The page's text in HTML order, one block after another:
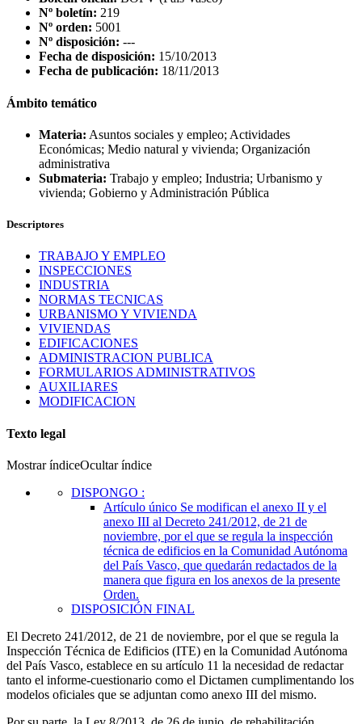
Nº boletín: 219
Nº orden: 5001
Nº disposición: ---
Fecha de disposición: 15/10/2013
Fecha de publicación: 18/11/2013
Ámbito temático
Materia: Asuntos sociales y empleo; Actividades
Económicas; Medio natural y vivienda; Organización
administrativa
Submateria: Trabajo y empleo; Industria; Urbanismo y
vivienda; Gobierno y Administración Pública
Descriptores
TRABAJO Y EMPLEO
INSPECCIONES
INDUSTRIA
NORMAS TECNICAS
URBANISMO Y VIVIENDA
VIVIENDAS
EDIFICACIONES
ADMINISTRACION PUBLICA
FORMULARIOS ADMINISTRATIVOS
AUXILIARES
MODIFICACION
Texto legal
Mostrar índiceOcultar índice
DISPONGO :
Artículo único Se modifican el anexo II y el
anexo III al Decreto 241/2012, de 21 de
noviembre, por el que se regula la inspección
técnica de edificios en la Comunidad Autónoma
del País Vasco, que quedarán redactados de la
manera que figura en los anexos de la presente
Orden.
DISPOSICIÓN FINAL
El Decreto 241/2012, de 21 de noviembre, por el que se regula la
Inspección Técnica de Edificios (ITE) en la Comunidad Autónoma
del País Vasco, establece en su artículo 11 la necesidad de redactar
tanto el informe-cuestionario como el Dictamen cumplimentando los
modelos oficiales que se adjuntan como anexo III del mismo.